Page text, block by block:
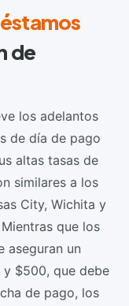
de
los adelantos
de día de pago
altas tasas de
similares a los
City, Wichita y
que los
aseguran un
$500, que debe
de pago, los